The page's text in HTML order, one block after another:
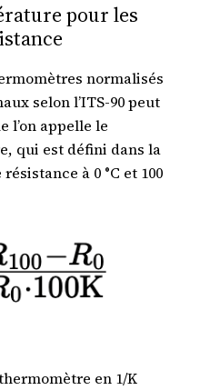
pour les
normalisés
selon l’ITS-90 peut
l’on appelle le
qui est défini dans la
à 0 °C et 100
en 1/K